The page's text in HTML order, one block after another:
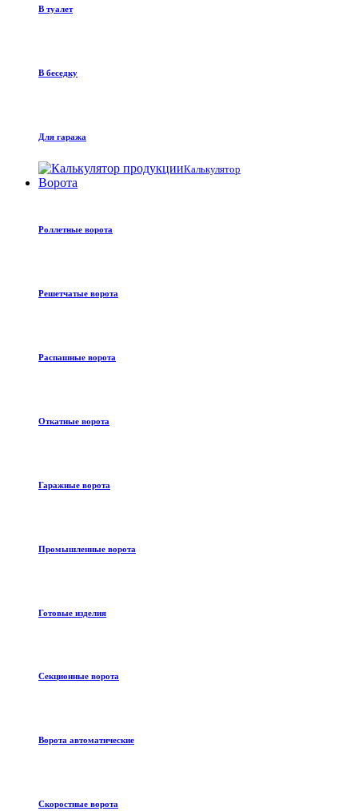
В туалет
В беседку
Для гаража
Калькулятор
Ворота
Роллетные ворота
Решетчатые ворота
Распашные ворота
Откатные ворота
Гаражные ворота
Промышленные ворота
Готовые изделия
Секционные ворота
Ворота автоматические
Скоростные ворота